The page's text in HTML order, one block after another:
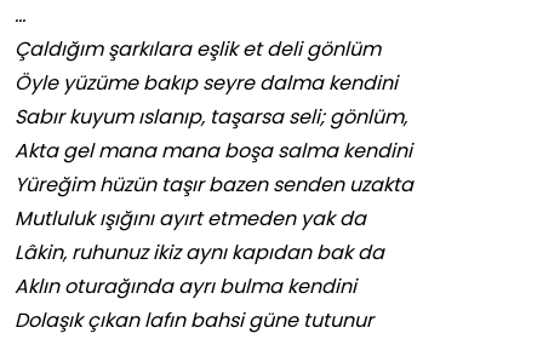
…
Çaldığım şarkılara eşlik et deli gönlüm
Öyle yüzüme bakıp seyre dalma kendini
Sabır kuyum ıslanıp, taşarsa seli; gönlüm,
Akta gel mana mana boşa salma kendini
Yüreğim hüzün taşır bazen senden uzakta
Mutluluk ışığını ayırt etmeden yak da
Lâkin, ruhunuz ikiz aynı kapıdan bak da
Aklın oturağında ayrı bulma kendini
Dolaşık çıkan lafın bahsi güne tutunur